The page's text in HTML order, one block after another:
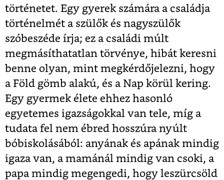
történetet. Egy gyerek számára a családja
történelmét a szülők és nagyszülők
szóbeszéde írja; ez a családi múlt
megmásíthatatlan törvénye, hibát keresni
benne olyan, mint megkérdőjelezni, hogy
a Föld gömb alakú, és a Nap körül kering.
Egy gyermek élete ehhez hasonló
egyetemes igazságokkal van tele, míg a
tudata fel nem ébred hosszúra nyúlt
bóbiskolásából: anyának és apának mindig
igaza van, a mamánál mindig van csoki, a
papa mindig megengedi, hogy leszürcsöld